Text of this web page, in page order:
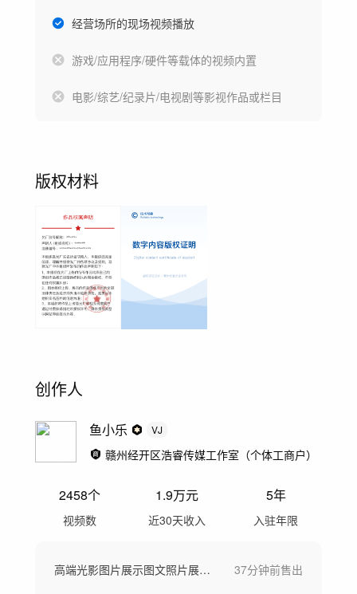
经营场所的现场视频播放
游戏/应用程序/硬件等载体的视频内置
电影/综艺/纪录片/电视剧等影视作品或栏目
版权材料
创作人
鱼小乐 VJ
赣州经开区浩睿传媒工作室（个体工商户）
2458个
视频数
1.9万元
近30天收入
5年
入驻年限
高端光影图片展示图文照片展示ae模板 37分钟前售出